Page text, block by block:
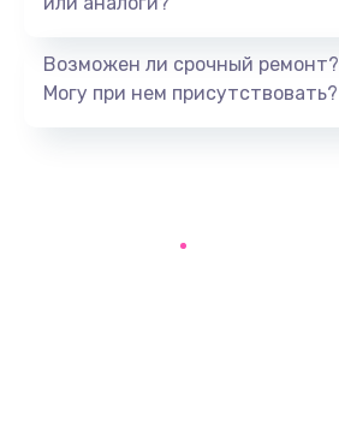
Заказать
Возможен ли срочный ремонт?
Могу при нем присутствовать?